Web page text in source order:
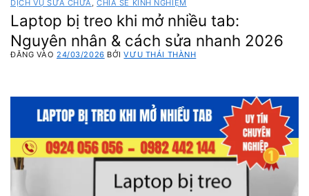
sản
phẩm
DỊCH VỤ SỬA CHỮA ,CHIA SẺ KINH NGHIỆM
Laptop bị treo khi mở nhiều tab:
Nguyên nhân & cách sửa nhanh 2026
ĐĂNG VÀO24/03/2026 BỞIVƯU THÁI THÀNH